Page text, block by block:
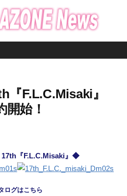
『F.L.C.Misaki』
開始！
『F.L.C.Misaki』◆
ログはこちら